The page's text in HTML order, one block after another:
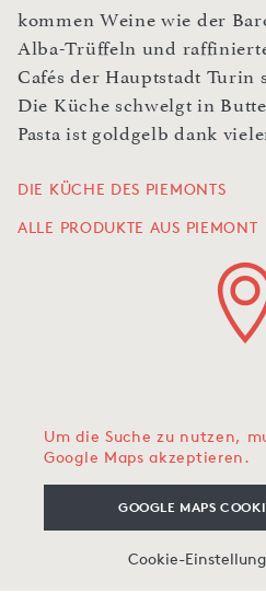
kommen Weine wie der
Alba-Trüffeln und
Cafés der Hauptstadt Turin
Die Küche schwelgt in
Pasta ist goldgelb dank
DIE KÜCHE DES PIEMONTS
ALLE PRODUKTE AUS PIEMONT
Um die Suche zu nutzen,
Google Maps akzeptieren.
GOOGLE MAPS
Cookie-